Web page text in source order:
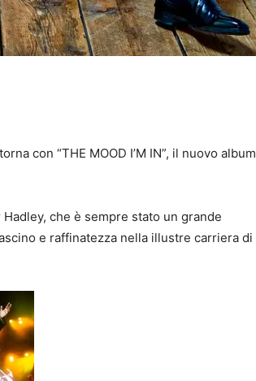
con “THE MOOD I’M IN”, il nuovo album
che è sempre stato un grande
e raffinatezza nella illustre carriera di